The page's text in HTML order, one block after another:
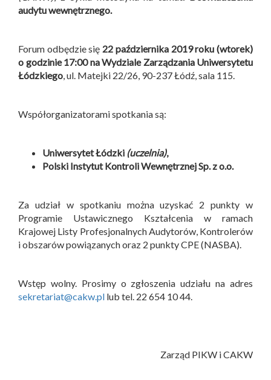
audytu wewnętrznego.
Forum odbędzie się 22 października 2019 roku (wtorek)
o godzinie 17:00 na Wydziale Zarządzania Uniwersytetu
Łódzkiego, ul. Matejki 22/26, 90-237 Łódź, sala 115.
Współorganizatorami spotkania są:
Uniwersytet Łódzki (uczelnia),
Polski Instytut Kontroli Wewnętrznej Sp. z o.o.
Za udział w spotkaniu można uzyskać 2 punkty w
Programie Ustawicznego Kształcenia w ramach
Krajowej Listy Profesjonalnych Audytorów, Kontrolerów
i obszarów powiązanych oraz 2 punkty CPE (NASBA).
Wstęp wolny. Prosimy o zgłoszenia udziału na adres
sekretariat@cakw.pl lub tel. 22 654 10 44.
Zarząd PIKW i CAKW